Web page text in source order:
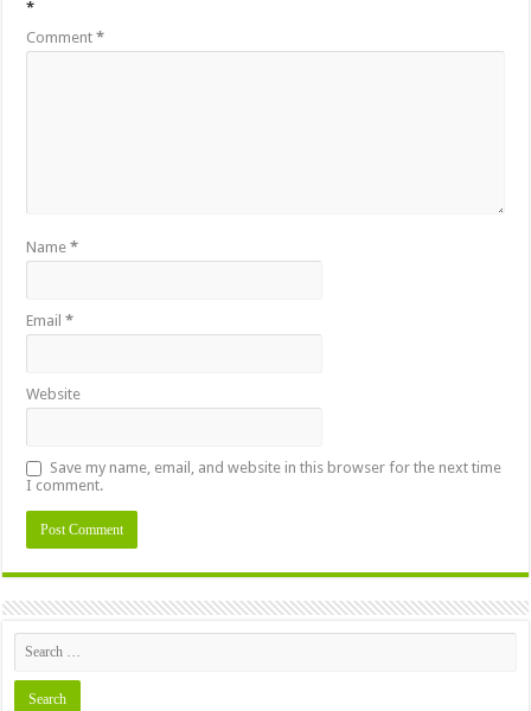
*
Comment*
Name*
Email*
Website
Save my name, email, and website in this browser for the next time
I comment.